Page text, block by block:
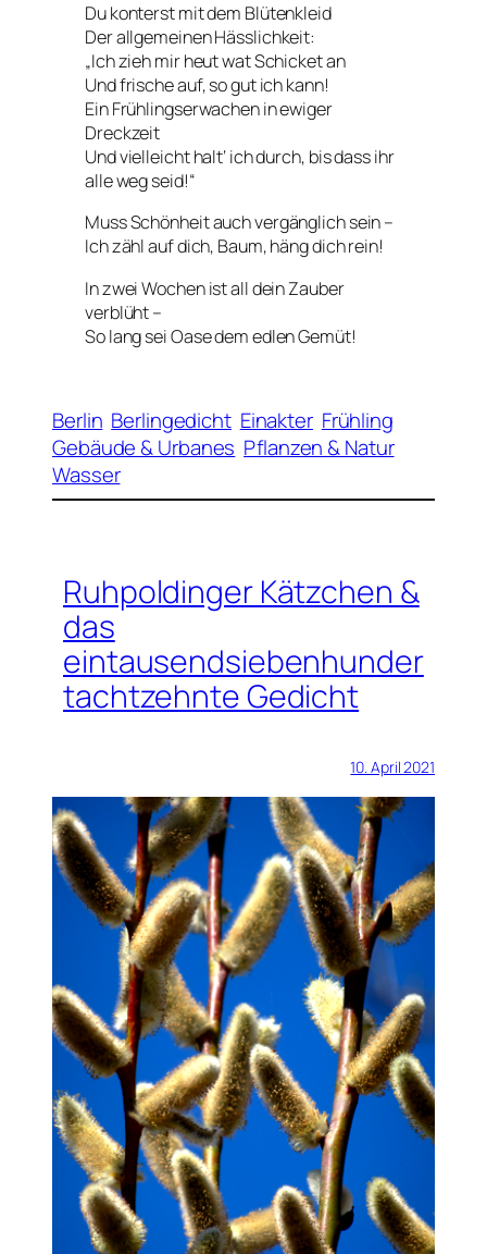
Du konterst mit dem Blütenkleid
Der allgemeinen Hässlichkeit:
„Ich zieh mir heut wat Schicket an
Und frische auf, so gut ich kann!
Ein Frühlingserwachen in ewiger
Dreckzeit
Und vielleicht halt‘ ich durch, bis dass ihr
alle weg seid!“
Muss Schönheit auch vergänglich sein –
Ich zähl auf dich, Baum, häng dich rein!
In zwei Wochen ist all dein Zauber
verblüht –
So lang sei Oase dem edlen Gemüt!
Berlin Berlingedicht Einakter Frühling
Gebäude & Urbanes Pflanzen & Natur
Wasser
Ruhpoldinger Kätzchen &
das
eintausendsiebenhunder
tachtzehnte Gedicht
10. April 2021